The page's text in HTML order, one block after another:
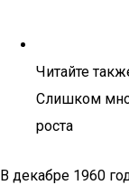
Читайте
Слишком
роста
В декабре 1960